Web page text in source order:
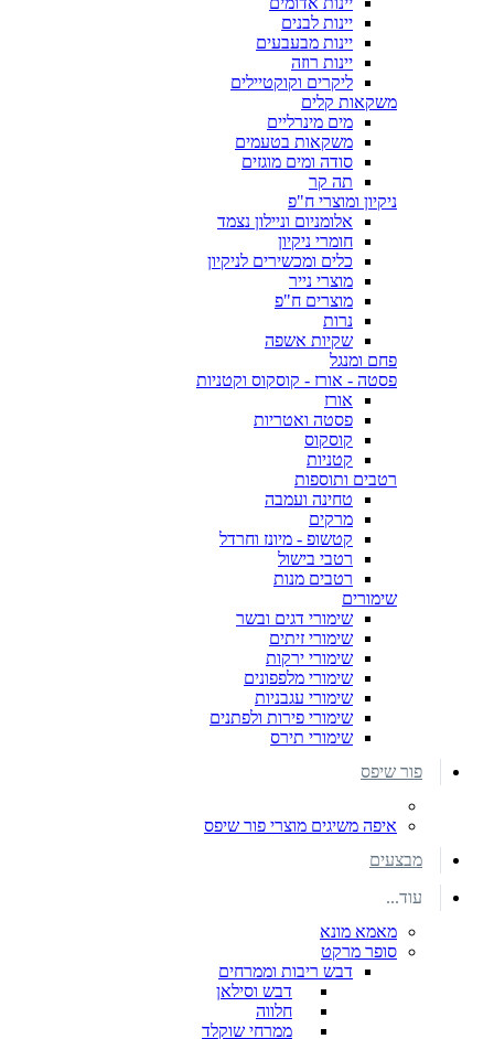
יינות לבנים
יינות מבעבעים
יינות רוזה
ליקרים וקוקטיילים
משקאות קלים
מים מינרליים
משקאות בטעמים
סודה ומים מוגזים
תה קר
ניקיון ומוצרי ח"פ
אלומניום וניילון נצמד
חומרי ניקיון
כלים ומכשירים לניקיון
מוצרי נייר
מוצרים ח"פ
נרות
שקיות אשפה
פחם ומנגל
פסטה - אורז - קוסקוס וקטניות
אורז
פסטה ואטריות
קוסקוס
קטניות
רטבים ותוספות
טחינה ועמבה
מרקים
קטשופ - מיונז וחרדל
רטבי בישול
רטבים מנות
שימורים
שימורי דגים ובשר
שימורי זיתים
שימורי ירקות
שימורי מלפפונים
שימורי עגבניות
שימורי פירות ולפתנים
שימורי תירס
פור שיפס
איפה משיגים מוצרי פור שיפס
מבצעים
עוד...
מאמא מונא
סופר מרקט
דבש ריבות וממרחים
דבש וסילאן
חלווה
ממרחי שוקלד